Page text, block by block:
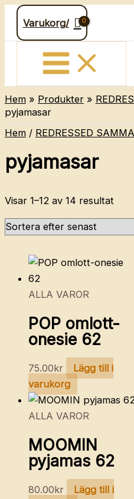
Hoppa
innehåll
Varukorg/
Hem Produkter
pyjamasar
Hem / REDRESSED
pyjamasar
Visar 1–12 av 14 resultat
efter
ALLA VAROR
POP omlott-
onesie 62
75.00kr
Lägg till i
varukorg
ALLA VAROR
MOOMIN
pyjamas 62
80.00kr
Lägg till i